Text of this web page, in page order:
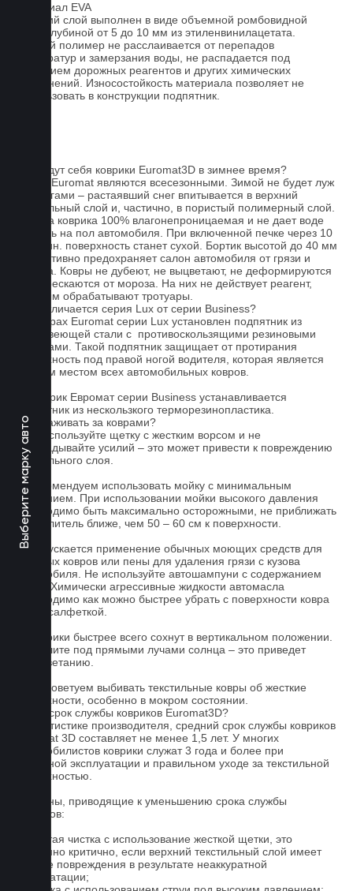
Выберите марку авто
Материал EVA
Верхний слой выполнен в виде объемной ромбовидной
сетки глубиной от 5 до 10 мм из этиленвинилацетата.
Данный полимер не расслаивается от перепадов
температур и замерзания воды, не распадается под
действием дорожных реагентов и других химических
загрязнений. Износостойкость материала позволяет не
использовать в конструкции подпятник.
Как ведут себя коврики Euromat3D в зимнее время?
Ковры Euromat являются всесезонными. Зимой не будет луж
под ногами – растаявший снег впитывается в верхний
текстильный слой и, частично, в пористый полимерный слой.
Основа коврика 100% влагонепроницаемая и не дает воде
попасть на пол автомобиля. При включенной печке через 10
- 15 мин. поверхность станет сухой. Бортик высотой до 40 мм
эффективно предохраняет салон автомобиля от грязи и
мусора. Ковры не дубеют, не выцветают, не деформируются
и не трескаются от мороза. На них не действует реагент,
которым обрабатывают тротуары.
Чем отличается серия Lux от серии Business?
На коврах Euromat серии Lux установлен подпятник из
нержавеющей стали с противоскользящими резиновыми
вставками. Такой подпятник защищает от протирания
поверхность под правой ногой водителя, которая является
слабым местом всех автомобильных ковров.
На коврик Евромат серии Business устанавливается
подпятник из нескользкого терморезинопластика.
Как ухаживать за коврами?
1.Не используйте щетку с жестким ворсом и не
прикладывайте усилий – это может привести к повреждению
текстильного слоя.
2. Рекомендуем использовать мойку с минимальным
давлением. При использовании мойки высокого давления
необходимо быть максимально осторожными, не приближать
распылитель ближе, чем 50 – 60 см к поверхности.
3. Допускается применение обычных моющих средств для
бытовых ковров или пены для удаления грязи с кузова
автомобиля. Не используйте автошампуни с содержанием
воска! Химически агрессивные жидкости автомасла
необходимо как можно быстрее убрать с поверхности ковра
сухой салфеткой.
4. Коврики быстрее всего сохнут в вертикальном положении.
Не сушите под прямыми лучами солнца – это приведет
к выцветанию.
5. Не советуем выбивать текстильные ковры об жесткие
поверхности, особенно в мокром состоянии.
Какой срок службы ковриков Euromat3D?
По статистике производителя, средний срок службы ковриков
Euromat 3D составляет не менее 1,5 лет. У многих
автомобилистов коврики служат 3 года и более при
бережной эксплуатации и правильном уходе за текстильной
поверхностью.
Причины, приводящие к уменьшению срока службы
ковриков:
1. Частая чистка с использование жесткой щетки, это
особенно критично, если верхний текстильный слой имеет
мелкие повреждения в результате неаккуратной
эксплуатации;